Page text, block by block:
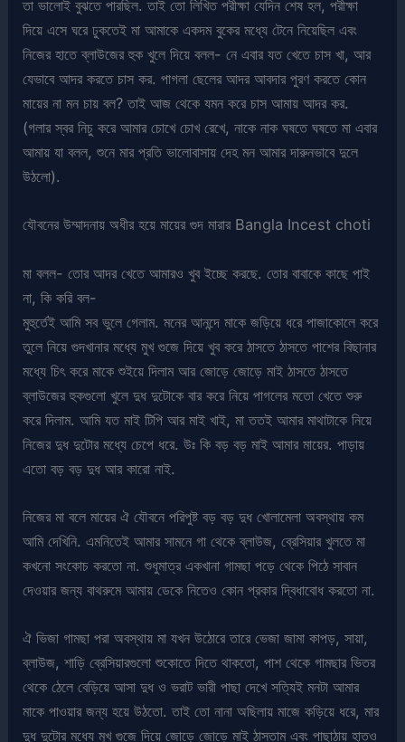
তা ভালোই বুঝতে পারছিল. তাই তো লিখিত পরীক্ষা যেদিন শেষ হল, পরীক্ষা
দিয়ে এসে ঘরে ঢুকতেই মা আমাকে একদম বুকের মধ্যে টেনে নিয়েছিল এবং
নিজের হাতে ব্লাউজের হুক খুলে দিয়ে বলল- নে এবার যত খেতে চাস খা, আর
যেভাবে আদর করতে চাস কর. পাগলা ছেলের আদর আবদার পুরণ করতে কোন
মায়ের না মন চায় বল? তাই আজ থেকে যমন করে চাস আমায় আদর কর.
(গলার স্বর নিচু করে আমার চোখে চোখ রেখে, নাকে নাক ঘষতে ঘষতে মা এবার
আমায় যা বলল, শুনে মার প্রতি ভালোবাসায় দেহ মন আমার দারুনভাবে দুলে
উঠলো).
যৌবনের উম্মাদনায় অধীর হয়ে মায়ের গুদ মারার Bangla Incest choti
মা বলল- তোর আদর খেতে আমারও খুব ইচ্ছে করছে. তোর বাবাকে কাছে পাই
না, কি করি বল-
মুহুর্তেই আমি সব ভুলে গেলাম. মনের আনন্দে মাকে জড়িয়ে ধরে পাজাকোলে করে
তুলে নিয়ে গুদখানার মধ্যে মুখ গুজে দিয়ে খুব করে ঠাসতে ঠাসতে পাশের বিছানার
মধ্যে চিৎ করে মাকে শুইয়ে দিলাম আর জোড়ে জোড়ে মাই ঠাসতে ঠাসতে
ব্লাউজের হুকগুলো খুলে দুধ দুটোকে বার করে নিয়ে পাগলের মতো খেতে শুরু
করে দিলাম. আমি যত মাই টিপি আর মাই খাই, মা ততই আমার মাথাটাকে নিয়ে
নিজের দুধ দুটোর মধ্যে চেপে ধরে. উঃ কি বড় বড় মাই আমার মায়ের. পাড়ায়
এতো বড় বড় দুধ আর কারো নাই.
নিজের মা বলে মায়ের ঐ যৌবনে পরিপুষ্ট বড় বড় দুধ খোলামেলা অবস্থায় কম
আমি দেখিনি. এমনিতেই আমার সামনে গা থেকে ব্লাউজ, ব্রেসিয়ার খুলতে মা
কখনো সংকোচ করতো না. শুধুমাত্র একখানা গামছা পড়ে থেকে পিঠে সাবান
দেওয়ার জন্য বাথরুমে আমায় ডেকে নিতেও কোন প্রকার দ্বিধাবোধ করতো না.
ঐ ভিজা গামছা পরা অবস্থায় মা যখন উঠোরে তারে ভেজা জামা কাপড়, সায়া,
ব্লাউজ, শাড়ি ব্রেসিয়ারগুলো শুকোতে দিতে থাকতো, পাশ থেকে গামছার ভিতর
থেকে ঠেলে বেড়িয়ে আসা দুধ ও ভরাট ভারী পাছা দেখে সত্যিই মনটা আমার
মাকে পাওয়ার জন্য হয়ে উঠতো. তাই তো নানা অছিলায় মাজে কড়িয়ে ধরে, মার
দুধ দুটোর মধ্যে মুখ গুজে দিয়ে জোড়ে জোড়ে মাই ঠাসতাম এবং পাছাঠায় হাতও